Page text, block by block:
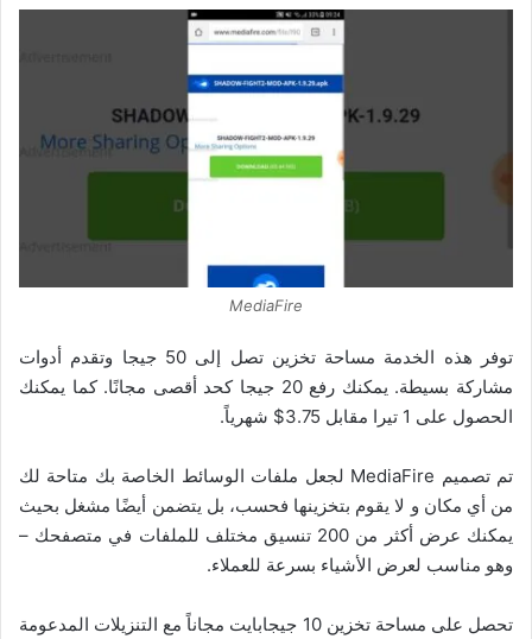
MediaFire
توفر هذه الخدمة مساحة تخزين تصل إلى 50 جيجا وتقدم أدوات
مشاركة بسيطة. يمكنك رفع 20 جيجا كحد أقصى مجانًا. كما يمكنك
الحصول على 1 تيرا مقابل 3.75$ شهرياً.
تم تصميم MediaFire لجعل ملفات الوسائط الخاصة بك متاحة لك
من أي مكان و لا يقوم بتخزينها فحسب، بل يتضمن أيضًا مشغل بحيث
يمكنك عرض أكثر من 200 تنسيق مختلف للملفات في متصفحك –
وهو مناسب لعرض الأشياء بسرعة للعملاء.
تحصل على مساحة تخزين 10 جيجابايت مجاناً مع التنزيلات المدعومة